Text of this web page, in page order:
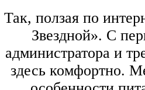
Так, ползая по
Звездной». С
администратора и
здесь комфортно.